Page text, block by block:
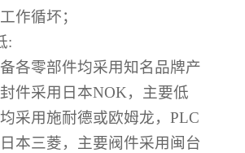
作循坏；
:
各零部件均采用知名品牌产
件采用日本NOK，主要低
采用施耐德或欧姆龙， PLC
本三菱，主要阀件采用闽台